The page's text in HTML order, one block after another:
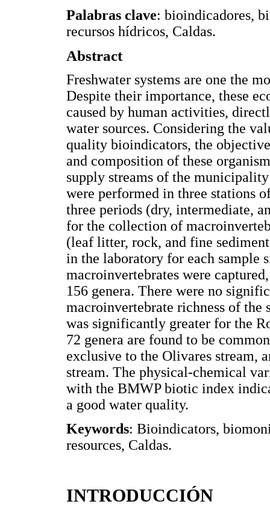
Palabras clave: bioindicadores,
recursos hídricos, Caldas.
Abstract
Freshwater systems are one the
Despite their importance, these
caused by human activities,
water sources. Considering the
quality bioindicators, the
and composition of these
supply streams of the
were performed in three stations
three periods (dry, intermediate,
for the collection of
(leaf litter, rock, and fine
in the laboratory for each sample
macroinvertebrates were
156 genera. There were no
macroinvertebrate richness of the
was significantly greater for the
72 genera are found to be
exclusive to the Olivares stream,
stream. The physical-chemical
with the BMWP biotic index
a good water quality.
Keywords: Bioindicators,
resources, Caldas.
INTRODUCCIÓN